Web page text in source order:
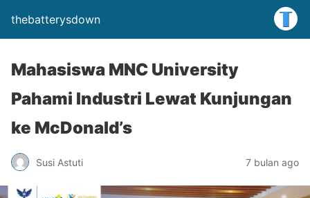
thebatterysdown
Mahasiswa MNC University
Pahami Industri Lewat Kunjungan
ke McDonald’s
Susi Astuti 7 bulan ago